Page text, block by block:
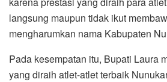
langsung maupun tidak ikut
mengharumkan nama Kabupaten
Pada kesempatan itu, Bupati Laura
yang diraih atlet-atlet terbaik